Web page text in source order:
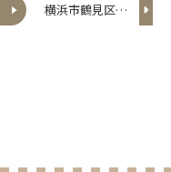
横浜市鶴見区の